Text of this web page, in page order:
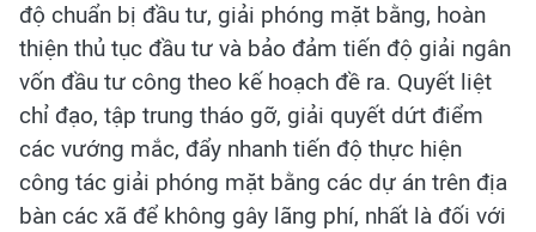
độ chuẩn bị đầu tư, giải phóng mặt bằng, hoàn
thiện thủ tục đầu tư và bảo đảm tiến độ giải ngân
vốn đầu tư công theo kế hoạch đề ra. Quyết liệt
chỉ đạo, tập trung tháo gỡ, giải quyết dứt điểm
các vướng mắc, đẩy nhanh tiến độ thực hiện
công tác giải phóng mặt bằng các dự án trên địa
bàn các xã để không gây lãng phí, nhất là đối với